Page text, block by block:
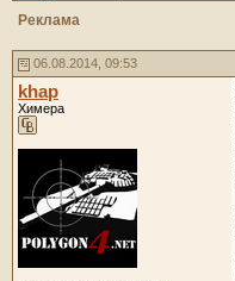
Реклама
06.08.2014, 09:53
khap
Химера